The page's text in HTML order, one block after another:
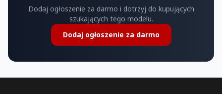
Dodaj ogłoszenie za darmo i dotrzyj do kupujących
szukających tego modelu.
Dodaj ogłoszenie za darmo